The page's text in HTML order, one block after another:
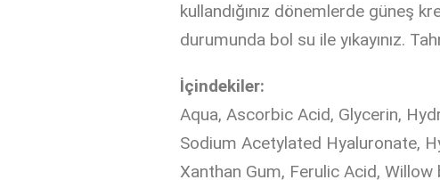
kullandığınız dönemlerde güneş
durumunda bol su ile yıkayınız.
İçindekiler:
Aqua, Ascorbic Acid, Glycerin,
Sodium Acetylated Hyaluronate,
Xanthan Gum, Ferulic Acid,